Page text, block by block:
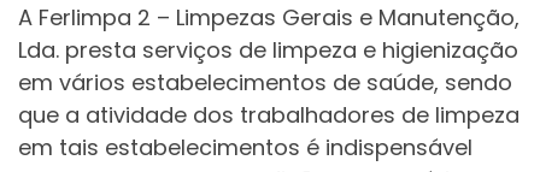
A Ferlimpa 2 – Limpezas Gerais e Manutenção,
Lda. presta serviços de limpeza e higienização
em vários estabelecimentos de saúde, sendo
que a atividade dos trabalhadores de limpeza
em tais estabelecimentos é indispensável